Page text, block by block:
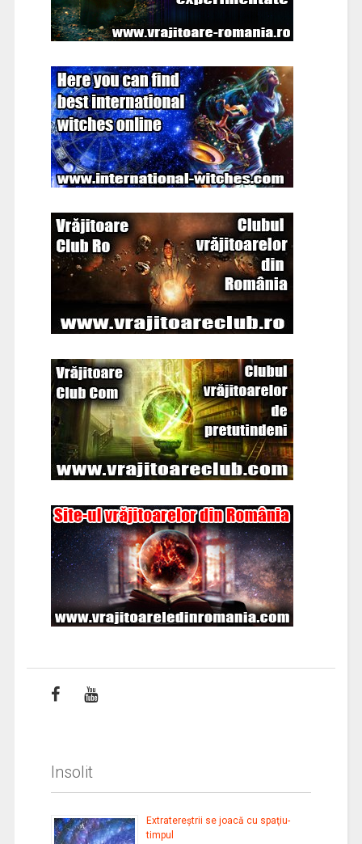
Insolit
Extratereştrii se joacă cu spaţiu-
timpul